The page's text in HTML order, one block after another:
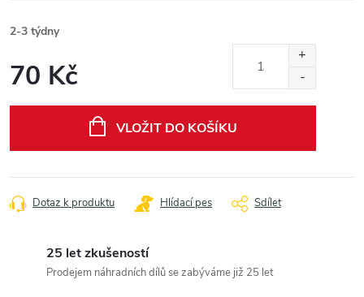
2-3 týdny
70 Kč
VLOŽIT DO KOŠÍKU
Dotaz k produktu Hlídací pes Sdílet
25 let zkušeností
Prodejem náhradních dílů se zabýváme již 25 let